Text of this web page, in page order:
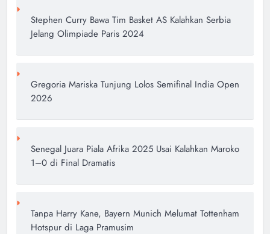
Stephen Curry Bawa Tim Basket AS Kalahkan Serbia
Jelang Olimpiade Paris 2024
Gregoria Mariska Tunjung Lolos Semifinal India Open
2026
Senegal Juara Piala Afrika 2025 Usai Kalahkan Maroko
1–0 di Final Dramatis
Tanpa Harry Kane, Bayern Munich Melumat Tottenham
Hotspur di Laga Pramusim